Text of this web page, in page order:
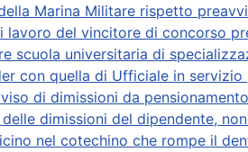
Marina Militare rispetto
del vincitore di concorso
scuola universitaria di
con quella di Ufficiale in servizio
di dimissioni da
dimissioni del dipendente,
nel cotechino che rompe il